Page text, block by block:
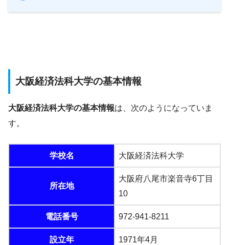
大阪経済法科大学の基本情報
大阪経済法科大学の基本情報は、次のようになっていま
す。
学校名 大阪経済法科大学
所在地
大阪府八尾市楽音寺6丁目
10
電話番号 972-941-8211
設立年 1971年4月